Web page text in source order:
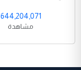
644,204,071
مشاهدة